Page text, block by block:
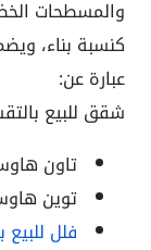
والمسطحات
كنسبة بناء،
عبارة عن:
شقق للبيع
تاون
توين
فلل